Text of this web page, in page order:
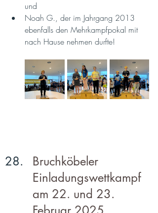
und
Noah G., der im Jahrgang 2013
ebenfalls den Mehrkampfpokal mit
nach Hause nehmen durfte!
Bruchköbeler
Einladungswettkampf
am 22. und 23.